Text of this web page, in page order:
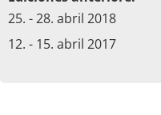
25. - 28. abril 2018
12. - 15. abril 2017